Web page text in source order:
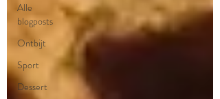
Alle
blogposts
Ontbijt
Sport
Dessert